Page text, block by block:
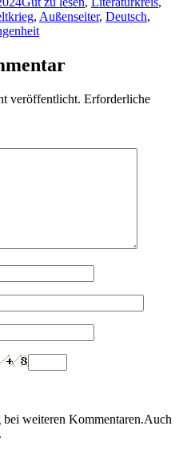
, Außenseiter, Deutsch,
veröffentlicht. Erforderliche
weiteren Kommentaren.Auch